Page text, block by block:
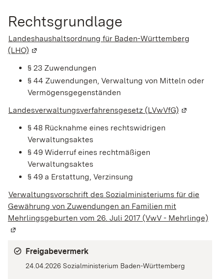
Rechtsgrundlage
Landeshaushaltsordnung für Baden-Württemberg
(LHO) (Wird in einem neuen Fenster geöffnet)
§ 23 Zuwendungen
§ 44 Zuwendungen, Verwaltung von Mitteln oder
Vermögensgegenständen
Landesverwaltungsverfahrensgesetz (LVwVfG) (Wird in
§ 48 Rücknahme eines rechtswidrigen
Verwaltungsaktes
§ 49 Widerruf eines rechtmäßigen
Verwaltungsaktes
§ 49 a Erstattung, Verzinsung
Verwaltungsvorschrift des Sozialministeriums für die
Gewährung von Zuwendungen an Familien mit
Mehrlingsgeburten vom 26. Juli 2017 (VwV - Mehrlinge)
Freigabevermerk
24.04.2026 Sozialministerium Baden-Württemberg